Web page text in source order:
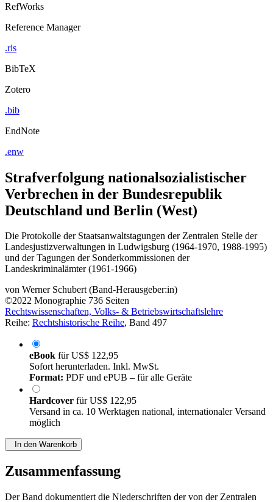
Strafverfolgung nationalsozialistischer
Verbrechen in der Bundesrepublik
Deutschland und Berlin (West)
Die Protokolle der Staatsanwaltstagungen der Zentralen Stelle der
Landesjustizverwaltungen in Ludwigsburg (1964-1970, 1988-1995)
und der Tagungen der Sonderkommissionen der
vonWerner Schubert (Band-Herausgeber:in)
©2022 Monographie 736 Seiten
Rechtswissenschaften, Volks- & Betriebswirtschaftslehre
eBookfürUS$ 122,95
Sofort herunterladen. Inkl. MwSt.
Format:
HardcoverfürUS$ 122,95
Versand in ca. 10 Werktagen national, internationaler Versand
Zusammenfassung